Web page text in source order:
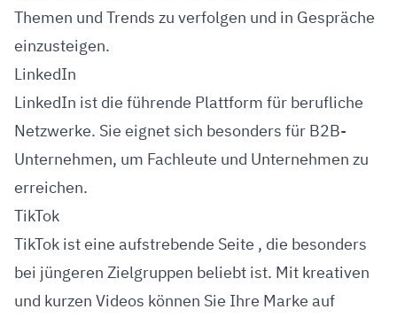
Themen und Trends zu verfolgen und in Gespräche
einzusteigen.
LinkedIn
LinkedIn ist die führende Plattform für berufliche
Netzwerke. Sie eignet sich besonders für B2B-
Unternehmen, um Fachleute und Unternehmen zu
erreichen.
TikTok
TikTok ist eine aufstrebende Seite , die besonders
bei jüngeren Zielgruppen beliebt ist. Mit kreativen
und kurzen Videos können Sie Ihre Marke auf